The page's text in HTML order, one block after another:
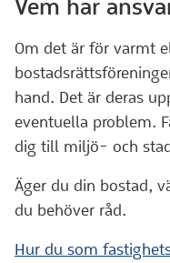
Vem har
Om det är för varmt
hand. Det är deras
eventuella problem.
dig till miljö- och
Äger du din bostad,
du behöver råd.
Hur du som